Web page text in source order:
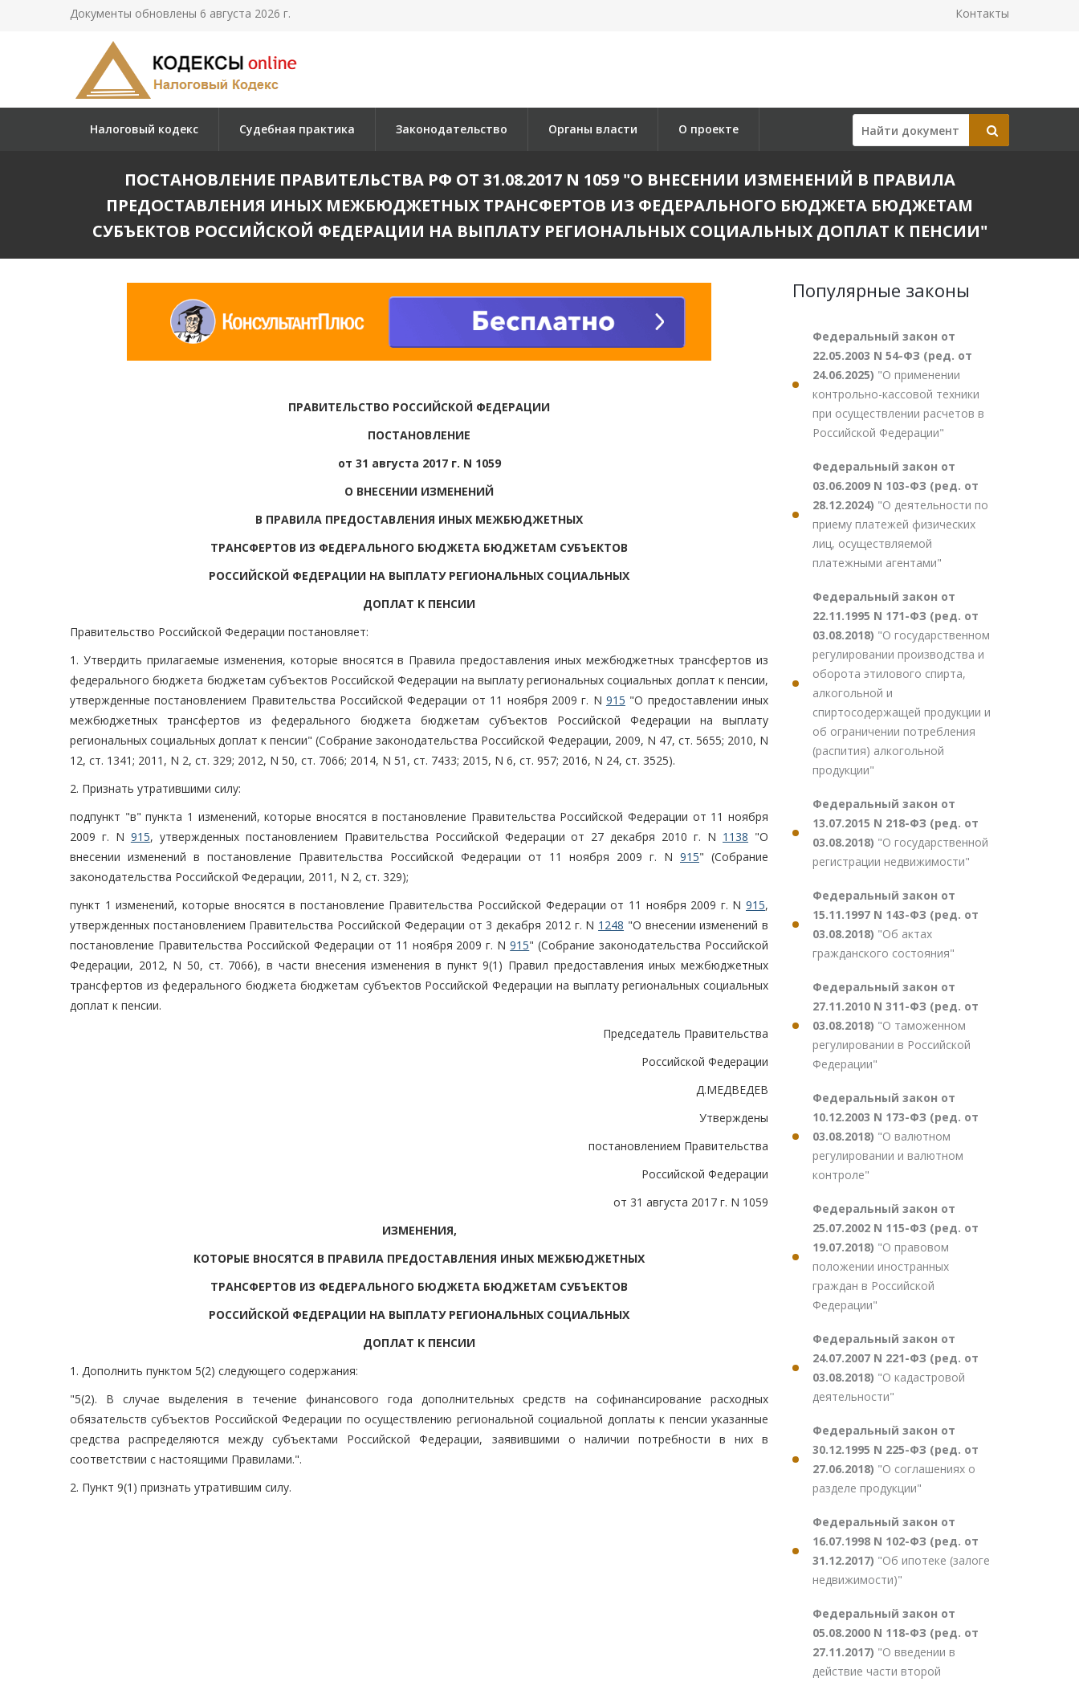
Документы обновлены 6 августа 2026 г. Контакты
Налоговый кодекс Судебная практика Законодательство Органы власти О проекте
ПОСТАНОВЛЕНИЕ ПРАВИТЕЛЬСТВА РФ ОТ 31.08.2017 N 1059 "О ВНЕСЕНИИ ИЗМЕНЕНИЙ В ПРАВИЛА
ПРЕДОСТАВЛЕНИЯ ИНЫХ МЕЖБЮДЖЕТНЫХ ТРАНСФЕРТОВ ИЗ ФЕДЕРАЛЬНОГО БЮДЖЕТА БЮДЖЕТАМ
СУБЪЕКТОВ РОССИЙСКОЙ ФЕДЕРАЦИИ НА ВЫПЛАТУ РЕГИОНАЛЬНЫХ СОЦИАЛЬНЫХ ДОПЛАТ К ПЕНСИИ"
ПРАВИТЕЛЬСТВО РОССИЙСКОЙ ФЕДЕРАЦИИ
ПОСТАНОВЛЕНИЕ
от 31 августа 2017 г. N 1059
О ВНЕСЕНИИ ИЗМЕНЕНИЙ
В ПРАВИЛА ПРЕДОСТАВЛЕНИЯ ИНЫХ МЕЖБЮДЖЕТНЫХ
ТРАНСФЕРТОВ ИЗ ФЕДЕРАЛЬНОГО БЮДЖЕТА БЮДЖЕТАМ СУБЪЕКТОВ
РОССИЙСКОЙ ФЕДЕРАЦИИ НА ВЫПЛАТУ РЕГИОНАЛЬНЫХ СОЦИАЛЬНЫХ
ДОПЛАТ К ПЕНСИИ
Правительство Российской Федерации постановляет:
1. Утвердить прилагаемые изменения, которые вносятся в Правила предоставления иных межбюджетных трансфертов из
федерального бюджета бюджетам субъектов Российской Федерации на выплату региональных социальных доплат к пенсии,
утвержденные постановлением Правительства Российской Федерации от 11 ноября 2009 г. N 915 "О предоставлении иных
межбюджетных трансфертов из федерального бюджета бюджетам субъектов Российской Федерации на выплату
региональных социальных доплат к пенсии" (Собрание законодательства Российской Федерации, 2009, N 47, ст. 5655; 2010, N
12, ст. 1341; 2011, N 2, ст. 329; 2012, N 50, ст. 7066; 2014, N 51, ст. 7433; 2015, N 6, ст. 957; 2016, N 24, ст. 3525).
2. Признать утратившими силу:
подпункт "в" пункта 1 изменений, которые вносятся в постановление Правительства Российской Федерации от 11 ноября
2009 г. N 915, утвержденных постановлением Правительства Российской Федерации от 27 декабря 2010 г. N 1138 "О
внесении изменений в постановление Правительства Российской Федерации от 11 ноября 2009 г. N 915" (Собрание
законодательства Российской Федерации, 2011, N 2, ст. 329);
пункт 1 изменений, которые вносятся в постановление Правительства Российской Федерации от 11 ноября 2009 г. N 915,
утвержденных постановлением Правительства Российской Федерации от 3 декабря 2012 г. N 1248 "О внесении изменений в
постановление Правительства Российской Федерации от 11 ноября 2009 г. N915" (Собрание законодательства Российской
Федерации, 2012, N 50, ст. 7066), в части внесения изменения в пункт 9(1) Правил предоставления иных межбюджетных
трансфертов из федерального бюджета бюджетам субъектов Российской Федерации на выплату региональных социальных
доплат к пенсии.
Председатель Правительства
Российской Федерации
Д.МЕДВЕДЕВ
Утверждены
постановлением Правительства
Российской Федерации
от 31 августа 2017 г. N 1059
ИЗМЕНЕНИЯ,
КОТОРЫЕ ВНОСЯТСЯ В ПРАВИЛА ПРЕДОСТАВЛЕНИЯ ИНЫХ МЕЖБЮДЖЕТНЫХ
ТРАНСФЕРТОВ ИЗ ФЕДЕРАЛЬНОГО БЮДЖЕТА БЮДЖЕТАМ СУБЪЕКТОВ
РОССИЙСКОЙ ФЕДЕРАЦИИ НА ВЫПЛАТУ РЕГИОНАЛЬНЫХ СОЦИАЛЬНЫХ
ДОПЛАТ К ПЕНСИИ
1. Дополнить пунктом 5(2) следующего содержания:
"5(2). В случае выделения в течение финансового года дополнительных средств на софинансирование расходных
обязательств субъектов Российской Федерации по осуществлению региональной социальной доплаты к пенсии указанные
средства распределяются между субъектами Российской Федерации, заявившими о наличии потребности в них в
соответствии с настоящими Правилами.".
2. Пункт 9(1) признать утратившим силу.
Популярные законы
Федеральный закон от
22.05.2003 N 54-ФЗ (ред. от
24.06.2025) "О применении
контрольно-кассовой техники
при осуществлении расчетов в
Российской Федерации"
Федеральный закон от
03.06.2009 N 103-ФЗ (ред. от
28.12.2024) "О деятельности по
приему платежей физических
лиц, осуществляемой
платежными агентами"
Федеральный закон от
22.11.1995 N 171-ФЗ (ред. от
03.08.2018) "О государственном
регулировании производства и
оборота этилового спирта,
алкогольной и
спиртосодержащей продукции и
об ограничении потребления
(распития) алкогольной
продукции"
Федеральный закон от
13.07.2015 N 218-ФЗ (ред. от
03.08.2018) "О государственной
регистрации недвижимости"
Федеральный закон от
15.11.1997 N 143-ФЗ (ред. от
03.08.2018) "Об актах
гражданского состояния"
Федеральный закон от
27.11.2010 N 311-ФЗ (ред. от
03.08.2018) "О таможенном
регулировании в Российской
Федерации"
Федеральный закон от
10.12.2003 N 173-ФЗ (ред. от
03.08.2018) "О валютном
регулировании и валютном
контроле"
Федеральный закон от
25.07.2002 N 115-ФЗ (ред. от
19.07.2018) "О правовом
положении иностранных
граждан в Российской
Федерации"
Федеральный закон от
24.07.2007 N 221-ФЗ (ред. от
03.08.2018) "О кадастровой
деятельности"
Федеральный закон от
30.12.1995 N 225-ФЗ (ред. от
27.06.2018) "О соглашениях о
разделе продукции"
Федеральный закон от
16.07.1998 N 102-ФЗ (ред. от
31.12.2017) "Об ипотеке (залоге
недвижимости)"
Федеральный закон от
05.08.2000 N 118-ФЗ (ред. от
27.11.2017) "О введении в
действие части второй